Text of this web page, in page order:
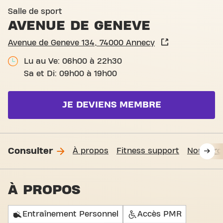
Salle de sport
AVENUE DE GENEVE
Avenue de Geneve 134, 74000 Annecy
Lu au Ve: 06h00 à 22h30
Sa et Di: 09h00 à 19h00
JE DEVIENS MEMBRE
Consulter À propos Fitness support Nous
À PROPOS
Entraînement Personnel Accès PMR